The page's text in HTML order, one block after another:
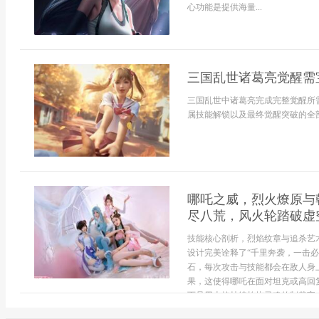
心功能是提供海量...
三国乱世诸葛亮觉醒
三国乱世中诸葛亮完成完整觉醒
属技能解锁以及最终觉醒突破的
哪吒之威，烈火燎原
尽八荒，风火轮踏破虚
技能核心剖析，烈焰纹章与追杀
设计完美诠释了“千里奔袭，一击
石，每次攻击与技能都会在敌人
果，这使得哪吒在面对坦克或高
而是用火焰持续灼烧灵魂的制裁官